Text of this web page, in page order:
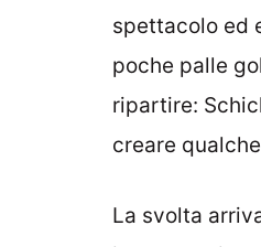
spettacolo ed
poche palle
ripartire:
creare
La svolta